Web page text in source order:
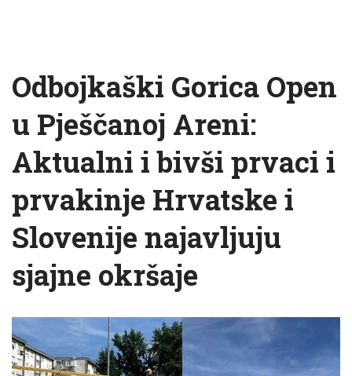
Odbojkaški Gorica Open
u Pješčanoj Areni:
Aktualni i bivši prvaci i
prvakinje Hrvatske i
Slovenije najavljuju
sjajne okršaje